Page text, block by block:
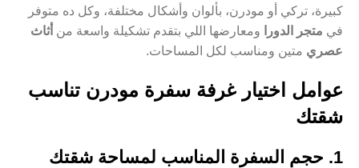
كبيرة، تركي أو مودرن، بألوان وأشكال مختلفة، وكل ده متوفر
في متجر الدورا ومعارضها اللي بتقدم تشكيلة واسعة من أثاث
عصري متين ومناسب لكل المساحات.
عوامل اختيار غرفة سفرة مودرن تناسب
شقتك
1. حجم السفرة المناسب لمساحة شقتك